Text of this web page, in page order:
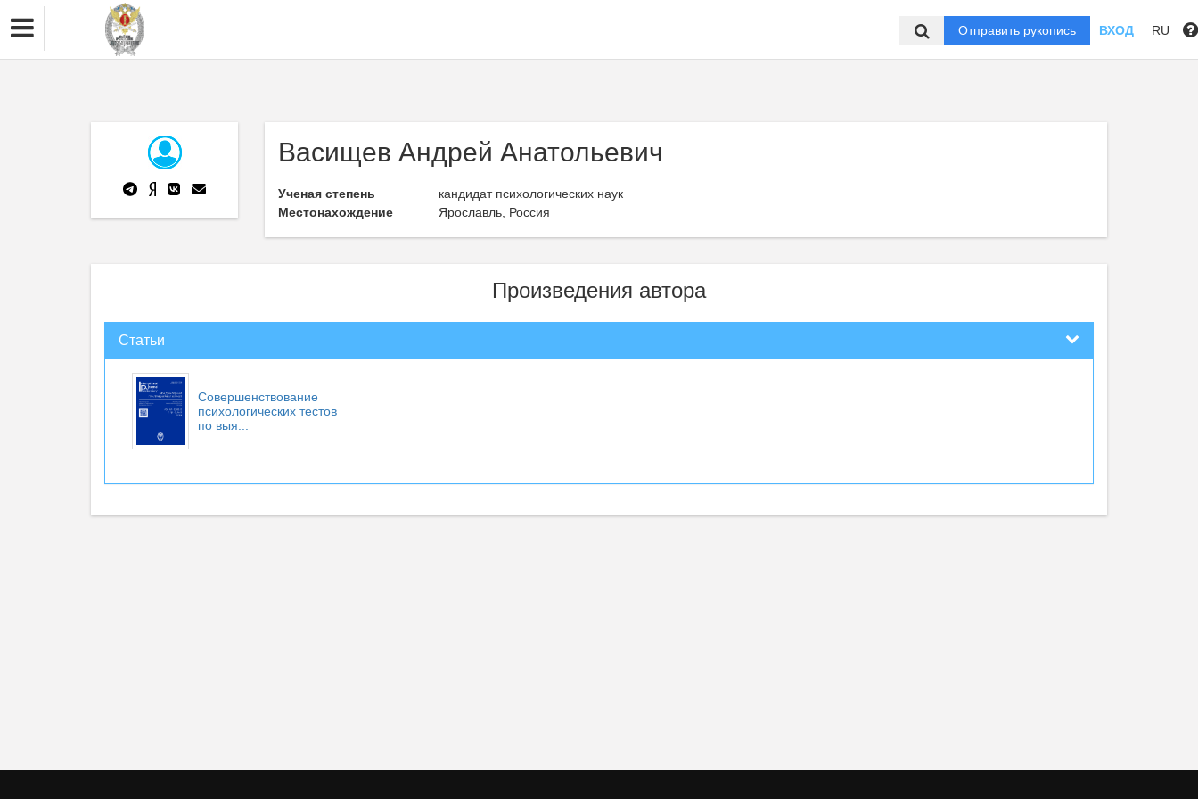
Отправить рукопись ВХОД RU
Васищев Андрей Анатольевич
Ученая степень
кандидат психологических наук
Местонахождение
Ярославль, Россия
Произведения автора
Статьи
Совершенствование
психологических тестов
по выя...